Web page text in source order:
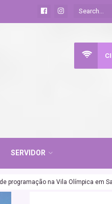
SERVIDOR
programação na Vila Olímpica em